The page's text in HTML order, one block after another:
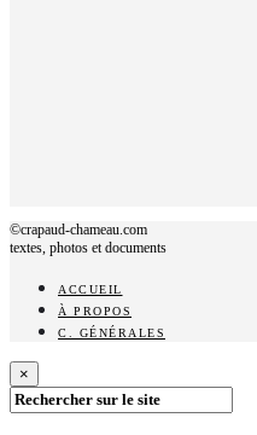
©crapaud-chameau.com
textes, photos et documents
ACCUEIL
À PROPOS
C. GÉNÉRALES
×